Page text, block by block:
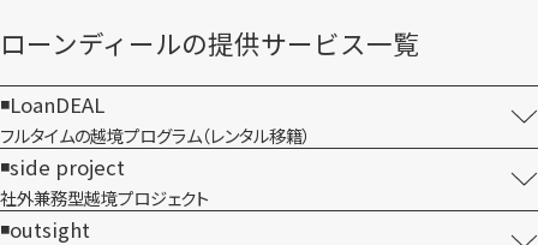
ローンディールの​提供サービス一覧
LoanDEAL
フルタイムの越境プログラム​（レンタル移籍）
side project
社外兼務型​越境プロジェクト
outsight